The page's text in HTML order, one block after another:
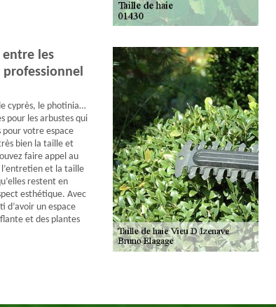
entre les
professionnel
cyprès, le photinia…
pour les arbustes qui
votre espace
bien la taille et
faire appel au
et la taille
restent en
esthétique. Avec
d’avoir un espace
et des plantes